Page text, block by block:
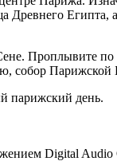
Египта,
Проплывите
собор
парижский день.
Digital Audio